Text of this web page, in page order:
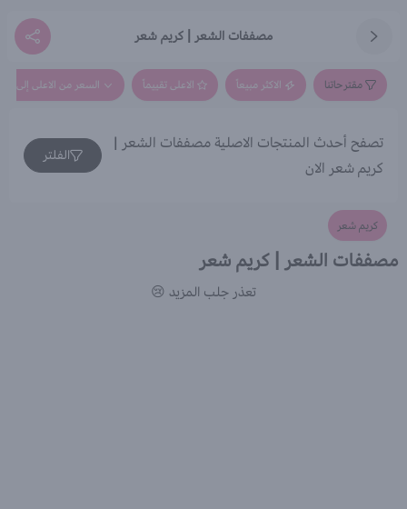
مصففات الشعر | كريم شعر
مقترحاتنا الاكثر مبيعاً الاعلى تقييماً السعر من الاعلى إلى
تصفح أحدث المنتجات الاصلية مصففات الشعر |
كريم شعر الان
الفلتر
كريم شعر
مصففات الشعر | كريم شعر
تعذر جلب المزيد 😢